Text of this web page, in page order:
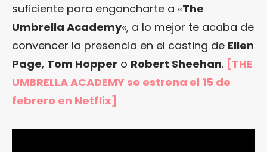
suficiente para engancharte a «The
Umbrella Academy«, a lo mejor te acaba de
convencer la presencia en el casting de Ellen
Page, Tom Hopper o Robert Sheehan. [THE
UMBRELLA ACADEMY se estrena el 15 de
febrero en Netflix]